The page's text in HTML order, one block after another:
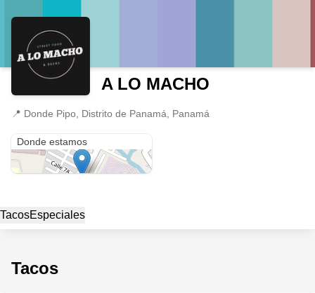
A LO MACHO
📍 Donde Pipo, Distrito de Panamá, Panamá
Donde estamos
TacosEspeciales
Tacos